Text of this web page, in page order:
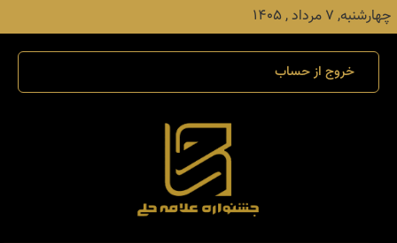
چهارشنبه, ۷ مرداد , ۱۴۰۵
خروج از حساب